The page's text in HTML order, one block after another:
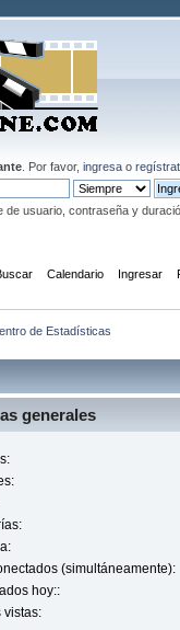
. Por favor,ingresa o
de usuario, contraseña y
Calendario Ingresar
de Estadísticas
generales
(simultáneamente):
hoy::
vistas: